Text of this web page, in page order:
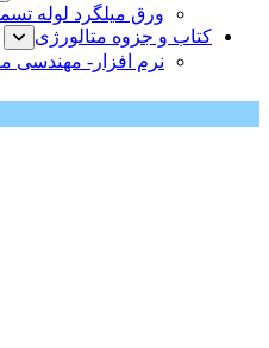
ورق میلگرد لوله
کتاب و جزوه متالورژی
نرم افزار- مهندسی